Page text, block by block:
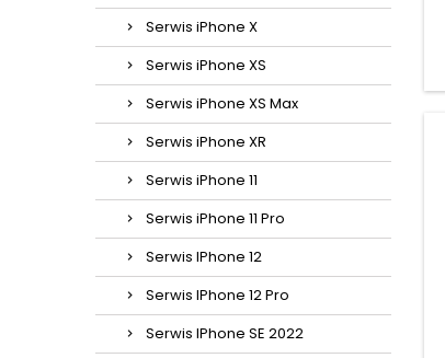
Serwis iPhone X
Serwis iPhone XS
Serwis iPhone XS Max
Serwis iPhone XR
Serwis iPhone 11
Serwis iPhone 11 Pro
Serwis IPhone 12
Serwis IPhone 12 Pro
Serwis IPhone SE 2022